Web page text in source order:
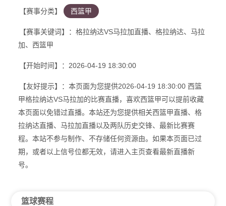
【赛事分类】 西篮甲
【赛事关键词】：格拉纳达VS马拉加直播、格拉纳达、马拉
加、西篮甲
【开始时间】：2026-04-19 18:30:00
【友好提示】：本页面为您提供2026-04-19 18:30:00 西篮
甲格拉纳达VS马拉加的比赛直播，喜欢西篮甲可以提前收藏
本页面以免错过直播。本站还为您提供相关西篮甲直播、格
拉纳达直播、马拉加直播以及两队历史交锋、最新比赛赛
程。本站不参与制作、不存储任何资源由。如果本页面已过
期，或者以上信号位都无效，请进入主页查看最新直播新
号。
篮球赛程